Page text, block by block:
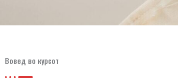
Вовед во курсот